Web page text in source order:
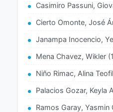
Casimiro Passuni,
Cierto Omonte, José
Janampa Inocencio,
Mena Chavez, Wikler
Niño Rimac, Alina
Palacios Gozar, Keyla
Ramos Garay, Yasmin